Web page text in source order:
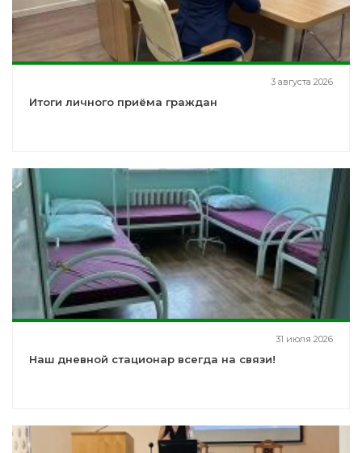
3 августа 2026
Итоги личного приёма граждан
31 июля 2026
Наш дневной стационар всегда на связи!